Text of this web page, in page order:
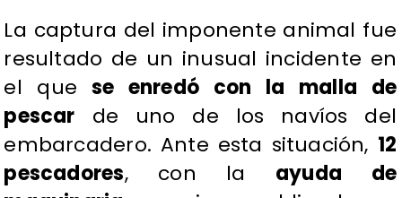
La captura del imponente animal fue
resultado de un inusual incidente en
el que se enredó con la malla de
pescar de uno de los navíos del
embarcadero. Ante esta situación, 12
pescadores, con la ayuda de